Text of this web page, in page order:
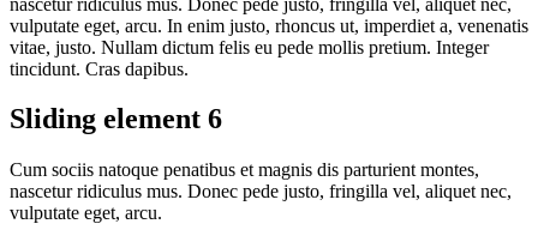
vulputate eget, arcu. In enim justo, rhoncus ut, imperdiet a, venenatis
vitae, justo. Nullam dictum felis eu pede mollis pretium. Integer
tincidunt. Cras dapibus.
Sliding element 6
Cum sociis natoque penatibus et magnis dis parturient montes,
nascetur ridiculus mus. Donec pede justo, fringilla vel, aliquet nec,
vulputate eget, arcu.